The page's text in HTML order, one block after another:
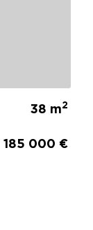
38 m2
185 000 €